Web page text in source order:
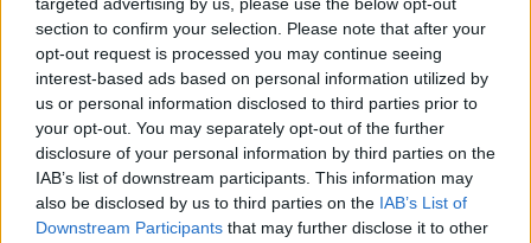
section to confirm your selection. Please note that after your
opt-out request is processed you may continue seeing
interest-based ads based on personal information utilized by
us or personal information disclosed to third parties prior to
your opt-out. You may separately opt-out of the further
disclosure of your personal information by third parties on the
IAB’s list of downstream participants. This information may
also be disclosed by us to third parties on the IAB’s List of
Downstream Participants that may further disclose it to other
aki a dalok többségében társszerző – jelenleg a
Miike Snowénekese és producere, deMark Ronson
ésBruno Marsegyes felvételeit is ő jegyzi. Tehát
csupa mainstream pop.
Az eredmény magáért beszél: természetesen
hibátlanul sikerült a kilencvenes évek végi Oasis-
hangzás újraélesztése, ami tulajdonképpen a
BeatlesSgt. Pepper’s Lonely Hearts Club Band